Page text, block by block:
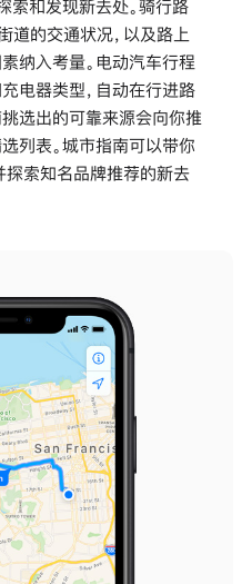
索和发现新去处。骑行路
道的交通状况，以及路上
纳入考量。电动汽车行程
电器类型，自动在行进路
挑选出的可靠来源会向你推
列表。城市指南可以带你
探索知名品牌推荐的新去